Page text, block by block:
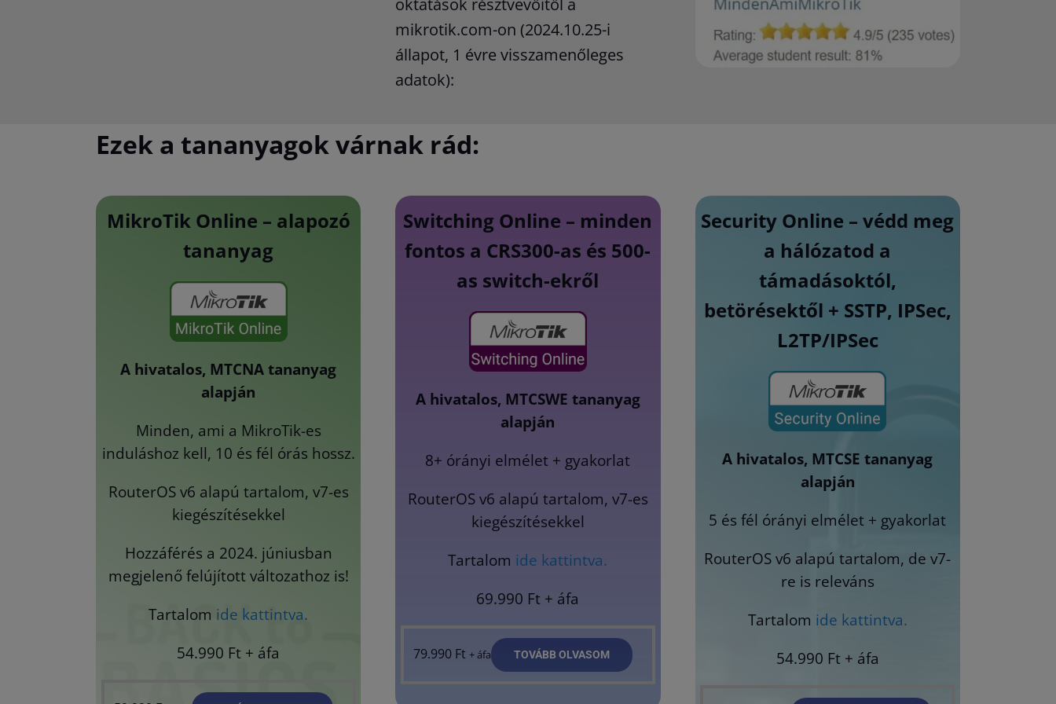
mikrotik.com-on (2024.10.25-i
állapot, 1 évre visszamenőleges
adatok):
Ezek a tananyagok várnak rád:
MikroTik Online – alapozó
tananyag
A hivatalos, MTCNA tananyag
alapján
Minden, ami a MikroTik-es
induláshoz kell, 10 és fél órás hossz.
RouterOS v6 alapú tartalom, v7-es
kiegészítésekkel
Hozzáférés a 2024. júniusban
megjelenő felújított változathoz is!
Tartalom ide kattintva.
54.990 Ft + áfa
Switching Online – minden
fontos a CRS300-as és 500-
as switch-ekről
A hivatalos, MTCSWE tananyag
alapján
8+ órányi elmélet + gyakorlat
RouterOS v6 alapú tartalom, v7-es
kiegészítésekkel
Tartalom ide kattintva.
69.990 Ft + áfa
79.990 Ft + áfa TOVÁBB OLVASOM
Security Online – védd meg
a hálózatod a
támadásoktól,
betörésektől + SSTP, IPSec,
L2TP/IPSec
A hivatalos, MTCSE tananyag
alapján
5 és fél órányi elmélet + gyakorlat
RouterOS v6 alapú tartalom, de v7-
re is releváns
Tartalom ide kattintva.
54.990 Ft + áfa